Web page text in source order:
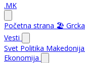
.MK
Početna strana 🏖️ Grcka
Vesti
Svet Politika Makedonija
Ekonomija